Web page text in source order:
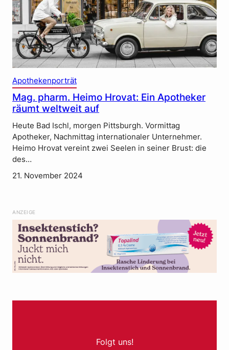
Apothekenporträt
Mag. pharm. Heimo Hrovat: Ein Apotheker
räumt weltweit auf
Heute Bad Ischl, morgen Pittsburgh. Vormittag
Apotheker, Nachmittag internationaler Unternehmer.
Heimo Hrovat vereint zwei Seelen in seiner Brust: die
des…
21. November 2024
ANZEIGE
Folgt uns!